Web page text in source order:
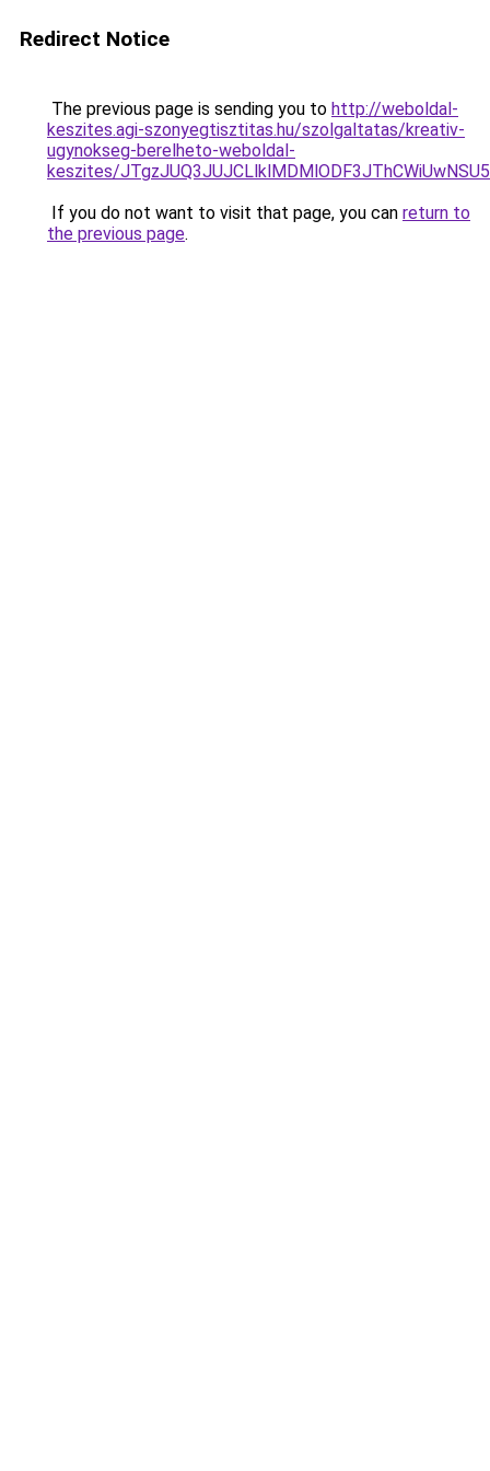
Redirect Notice
The previous page is sending you to http://weboldal-
keszites.agi-szonyegtisztitas.hu/szolgaltatas/kreativ-
ugynokseg-berelheto-weboldal-
keszites/
If you do not want to visit that page, you can return to
the previous page.